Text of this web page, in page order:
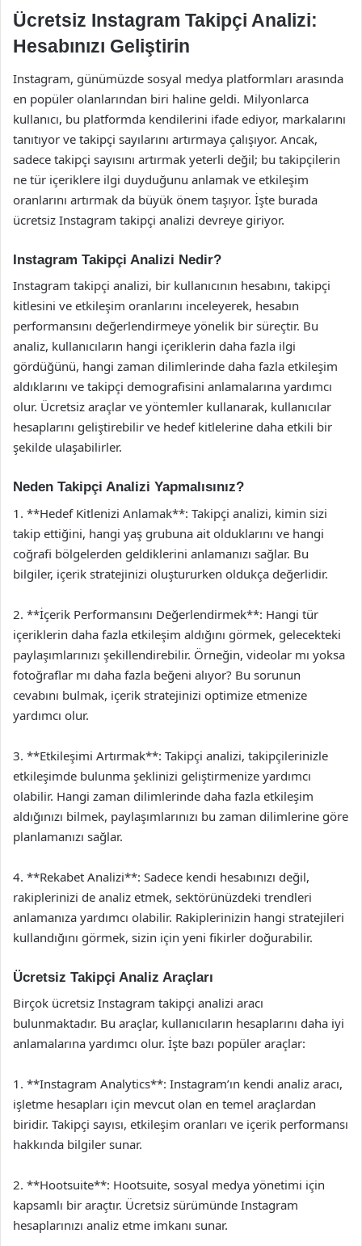
Ücretsiz Instagram Takipçi Analizi:
Hesabınızı Geliştirin
Instagram, günümüzde sosyal medya platformları arasında
en popüler olanlarından biri haline geldi. Milyonlarca
kullanıcı, bu platformda kendilerini ifade ediyor, markalarını
tanıtıyor ve takipçi sayılarını artırmaya çalışıyor. Ancak,
sadece takipçi sayısını artırmak yeterli değil; bu takipçilerin
ne tür içeriklere ilgi duyduğunu anlamak ve etkileşim
oranlarını artırmak da büyük önem taşıyor. İşte burada
ücretsiz Instagram takipçi analizi devreye giriyor.
Instagram Takipçi Analizi Nedir?
Instagram takipçi analizi, bir kullanıcının hesabını, takipçi
kitlesini ve etkileşim oranlarını inceleyerek, hesabın
performansını değerlendirmeye yönelik bir süreçtir. Bu
analiz, kullanıcıların hangi içeriklerin daha fazla ilgi
gördüğünü, hangi zaman dilimlerinde daha fazla etkileşim
aldıklarını ve takipçi demografisini anlamalarına yardımcı
olur. Ücretsiz araçlar ve yöntemler kullanarak, kullanıcılar
hesaplarını geliştirebilir ve hedef kitlelerine daha etkili bir
şekilde ulaşabilirler.
Neden Takipçi Analizi Yapmalısınız?
1. **Hedef Kitlenizi Anlamak**: Takipçi analizi, kimin sizi
takip ettiğini, hangi yaş grubuna ait olduklarını ve hangi
coğrafi bölgelerden geldiklerini anlamanızı sağlar. Bu
bilgiler, içerik stratejinizi oluştururken oldukça değerlidir.
2. **İçerik Performansını Değerlendirmek**: Hangi tür
içeriklerin daha fazla etkileşim aldığını görmek, gelecekteki
paylaşımlarınızı şekillendirebilir. Örneğin, videolar mı yoksa
fotoğraflar mı daha fazla beğeni alıyor? Bu sorunun
cevabını bulmak, içerik stratejinizi optimize etmenize
yardımcı olur.
3. **Etkileşimi Artırmak**: Takipçi analizi, takipçilerinizle
etkileşimde bulunma şeklinizi geliştirmenize yardımcı
olabilir. Hangi zaman dilimlerinde daha fazla etkileşim
aldığınızı bilmek, paylaşımlarınızı bu zaman dilimlerine göre
planlamanızı sağlar.
4. **Rekabet Analizi**: Sadece kendi hesabınızı değil,
rakiplerinizi de analiz etmek, sektörünüzdeki trendleri
anlamanıza yardımcı olabilir. Rakiplerinizin hangi stratejileri
kullandığını görmek, sizin için yeni fikirler doğurabilir.
Ücretsiz Takipçi Analiz Araçları
Birçok ücretsiz Instagram takipçi analizi aracı
bulunmaktadır. Bu araçlar, kullanıcıların hesaplarını daha iyi
anlamalarına yardımcı olur. İşte bazı popüler araçlar:
1. **Instagram Analytics**: Instagram’ın kendi analiz aracı,
işletme hesapları için mevcut olan en temel araçlardan
biridir. Takipçi sayısı, etkileşim oranları ve içerik performansı
hakkında bilgiler sunar.
2. **Hootsuite**: Hootsuite, sosyal medya yönetimi için
kapsamlı bir araçtır. Ücretsiz sürümünde Instagram
hesaplarınızı analiz etme imkanı sunar.